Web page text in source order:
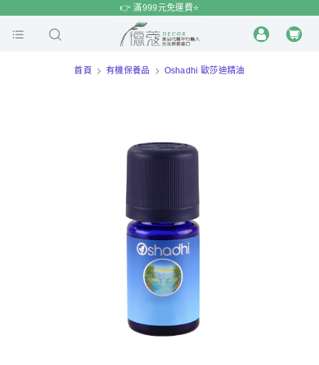
$
$
時 特賣
👉 滿999元免運費⭐️
首頁 有機保養品 Oshadhi 歐莎迪精油